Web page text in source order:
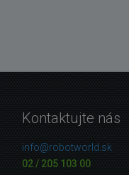
Kontaktujte nás
info@robotworld.sk
02 / 205 103 00